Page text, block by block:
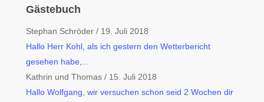
Gästebuch
Stephan Schröder / 19. Juli 2018
Hallo Herr Kohl, als ich gestern den Wetterbericht
gesehen habe,...
Kathrin und Thomas / 15. Juli 2018
Hallo Wolfgang, wir versuchen schon seid 2 Wochen dir